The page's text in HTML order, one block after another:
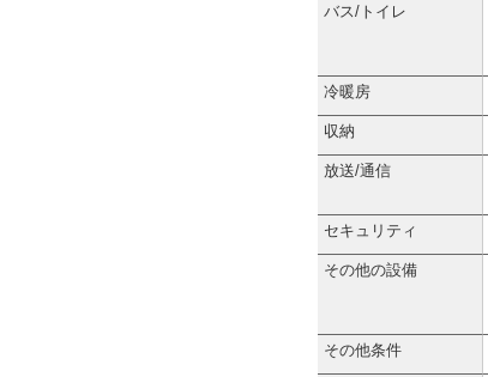
バス/トイレ
冷暖房
収納
放送/通信
セキュリティ
その他の設備
その他条件